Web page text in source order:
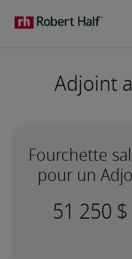
Adjoint
Fourchette
pour un